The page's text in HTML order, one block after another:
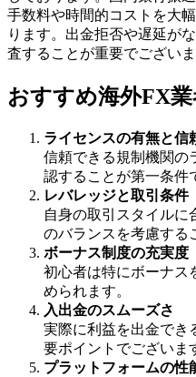
手数料や時間的コストを大
ります。出金拒否や遅延が
査することが重要でございま
おすすめ海外FX
ライセンスの有無と信
信頼できる規制機関の
認することが第一条件
レバレッジと取引条件
自身の取引スタイルに
のバランスを考慮する
ボーナス制度の充実度
初心者は特にボーナス
められます。
入出金のスムーズさ
実際に利益を出金でき
要ポイントでございま
プラットフォームの性